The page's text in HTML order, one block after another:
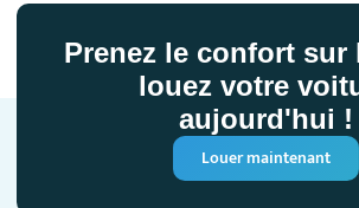
Prenez le confort sur
louez votre
aujourd'hui !
Louer maintenant